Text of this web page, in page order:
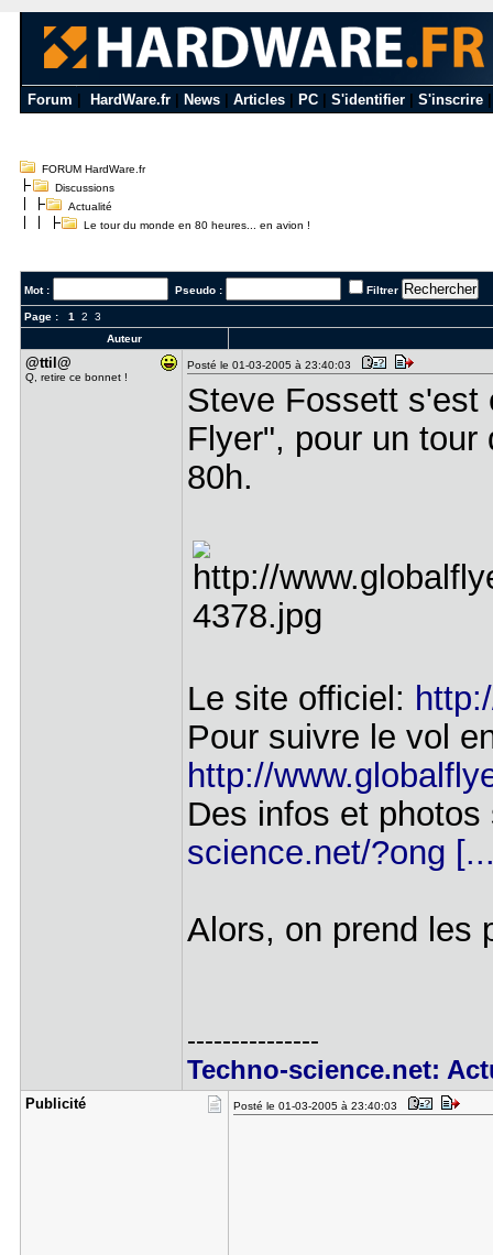
Forum HardWare.fr News Articles PC S'identifier S'inscrire
FORUM HardWare.fr
Discussions
Actualité
Le tour du monde en 80 heures... en avion !
Mot : Pseudo : Filtrer
Page : 1 2
3
Auteur
@ttil@
Q, retire ce bonnet !
Posté le 01-03-2005 à 23:40:03
Steve Fossett s'est
Flyer", pour un
80h.
Le site officiel:
Pour suivre le vol
http://
Des infos et
science.net/?ong
Alors, on prend les
---------------
Techno-science.net:
Publicité Posté le 01-03-2005 à 23:40:03